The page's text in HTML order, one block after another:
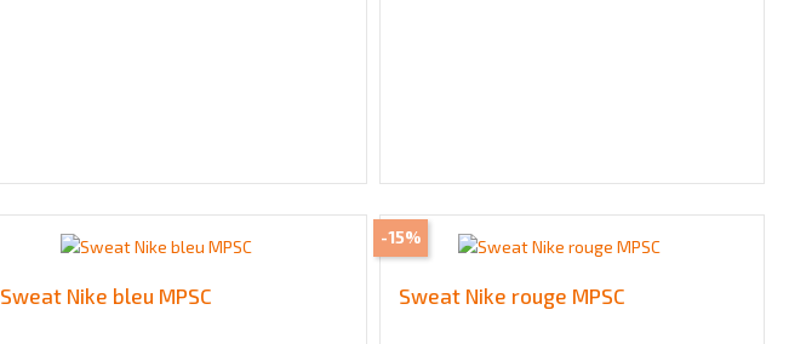
Sweat Nike bleu MPSC Sweat Nike rouge MPSC
-15%